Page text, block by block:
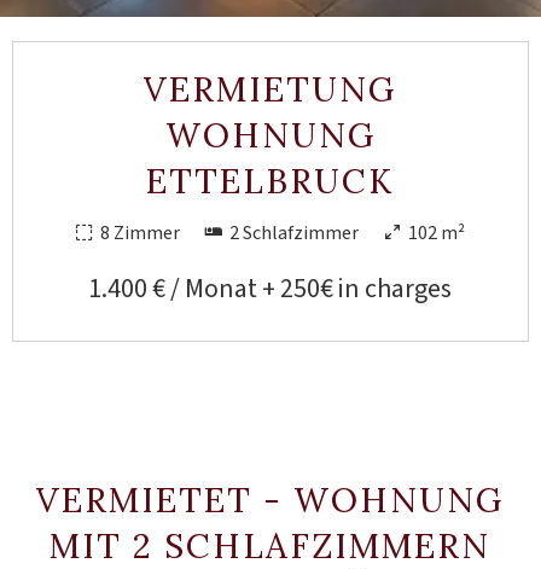
VERMIETUNG
WOHNUNG
ETTELBRUCK
8 Zimmer 2 Schlafzimmer 102 m²
1.400 € / Monat + 250€ in charges
VERMIETET - WOHNUNG
MIT 2 SCHLAFZIMMERN